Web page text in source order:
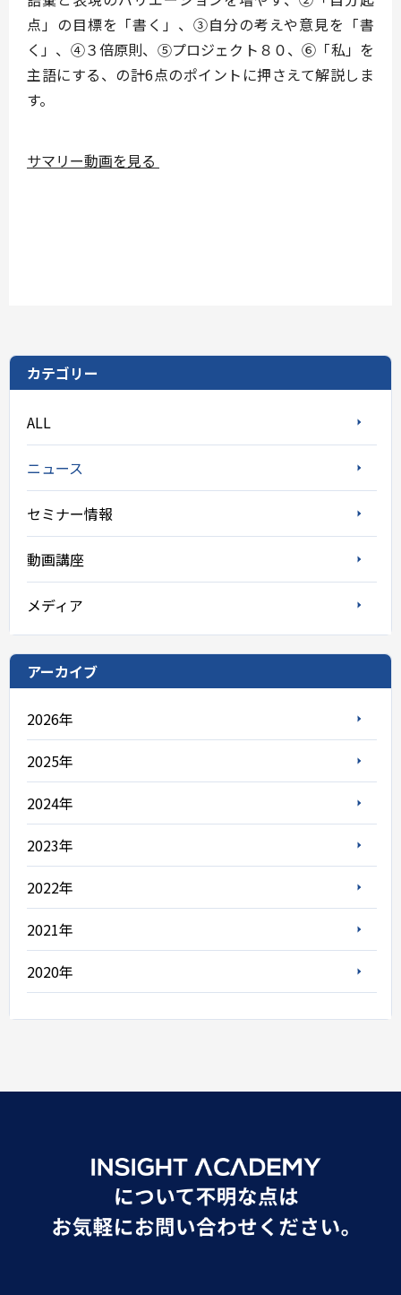
点」の目標を「書く」、③自分の考えや意見を「書
く」、④３倍原則、⑤プロジェクト８０、⑥「私」を
主語にする、の計6点のポイントに押さえて解説しま
す。
サマリー動画を見る
カテゴリー
ALL
ニュース
セミナー情報
動画講座
メディア
アーカイブ
2026年
2025年
2024年
2023年
2022年
2021年
2020年